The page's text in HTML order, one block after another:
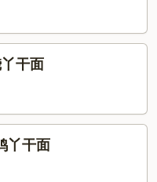
干面
丫干面